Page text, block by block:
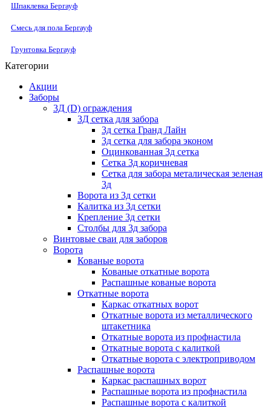
Шпаклевка Бергауф
Смесь для пола Бергауф
Грунтовка Бергауф
Категории
Акции
Заборы
3Д (D) ограждения
3Д сетка для забора
3д сетка Гранд Лайн
3д сетка для забора эконом
Оцинкованная 3д сетка
Сетка 3д коричневая
Сетка для забора металическая зеленая
3д
Ворота из 3д сетки
Калитка из 3д сетки
Крепление 3д сетки
Столбы для 3д забора
Винтовые сваи для заборов
Ворота
Кованые ворота
Кованые откатные ворота
Распашные кованые ворота
Откатные ворота
Каркас откатных ворот
Откатные ворота из металлического
штакетника
Откатные ворота из профнастила
Откатные ворота с калиткой
Откатные ворота с электроприводом
Распашные ворота
Каркас распашных ворот
Распашные ворота из профнастила
Распашные ворота с калиткой